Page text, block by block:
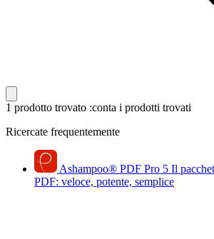
1 prodotto trovato :conta i prodotti trovati
Ricercate frequentemente
Ashampoo® PDF Pro 5 Il
PDF: veloce, potente, semplice